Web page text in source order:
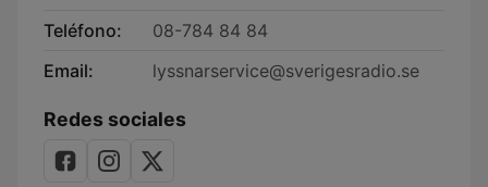
Teléfono:
08-784 84 84
Email:
lyssnarservice@sverigesradio.se
Redes sociales